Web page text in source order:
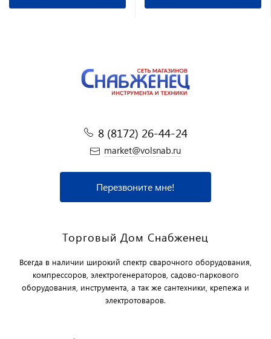
8 (8172) 26-44-24
market@volsnab.ru
Перезвоните мне!
Торговый Дом Снабженец
Всегда в наличии широкий спектр сварочного оборудования,
компрессоров, электрогенераторов, садово-паркового
оборудования, инструмента, а так же сантехники, крепежа и
электротоваров.